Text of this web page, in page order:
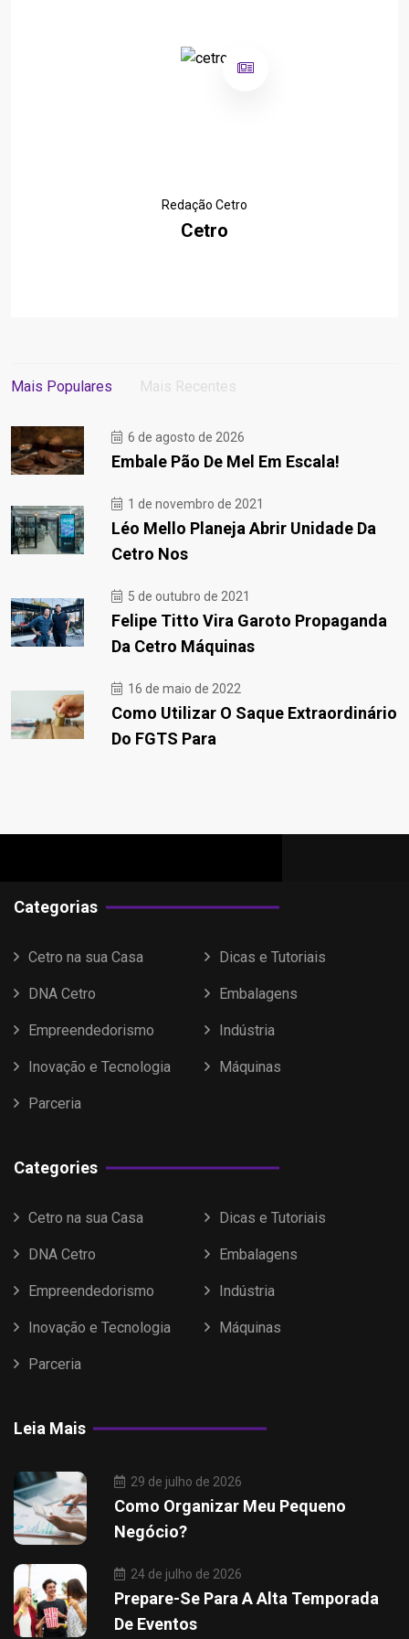
Redação Cetro
Cetro
Mais Populares Mais Recentes
6 de agosto de 2026
Embale Pão De Mel Em Escala!
1 de novembro de 2021
Léo Mello Planeja Abrir Unidade Da
Cetro Nos
5 de outubro de 2021
Felipe Titto Vira Garoto Propaganda
Da Cetro Máquinas
16 de maio de 2022
Como Utilizar O Saque Extraordinário
Do FGTS Para
Categorias
Cetro na sua Casa Dicas e Tutoriais
DNA Cetro Embalagens
Empreendedorismo Indústria
Inovação e Tecnologia Máquinas
Parceria
Categories
Cetro na sua Casa Dicas e Tutoriais
DNA Cetro Embalagens
Empreendedorismo Indústria
Inovação e Tecnologia Máquinas
Parceria
Leia Mais
29 de julho de 2026
Como Organizar Meu Pequeno
Negócio?
24 de julho de 2026
Prepare-Se Para A Alta Temporada
De Eventos